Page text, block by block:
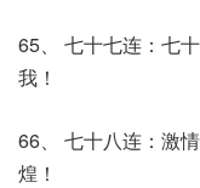
65、 七十七连：七
我！
66、 七十八连：激
煌！